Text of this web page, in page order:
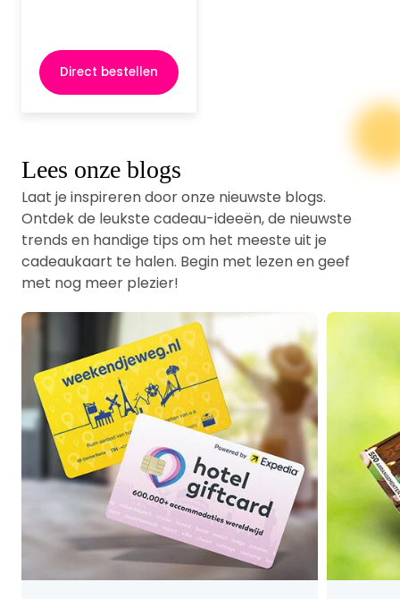
Direct bestellen
Lees onze blogs
Laat je inspireren door onze nieuwste blogs.
Ontdek de leukste cadeau-ideeën, de nieuwste
trends en handige tips om het meeste uit je
cadeaukaart te halen. Begin met lezen en geef
met nog meer plezier!